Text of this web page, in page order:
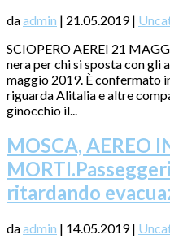
daadmin | 21.05.2019|
SCIOPERO AEREI 21
nera per chi si sposta con gli
maggio 2019. È confermato
riguarda Alitalia e altre
ginocchio il...
MOSCA, AEREO
ritardando
daadmin | 14.05.2019|